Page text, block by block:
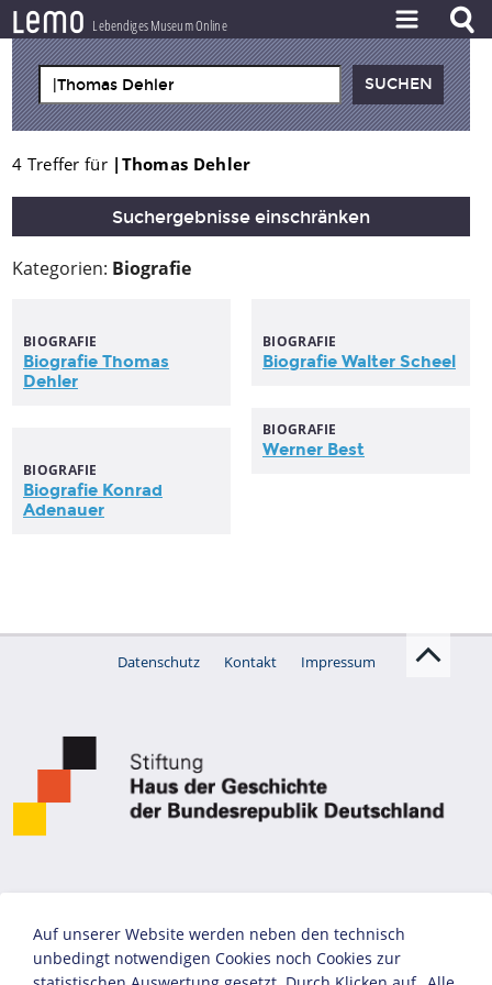
lemo Lebendiges Museum Online
ZEITSTRAHL
THEMEN
ZEITZEUGEN
BESTAND
4 Treffer für |Thomas Dehler
Suchergebnisse einschränken
Kategorien: Biografie
BIOGRAFIE
Biografie Thomas
Dehler
BIOGRAFIE
Biografie Walter Scheel
BIOGRAFIE
Werner Best
BIOGRAFIE
Biografie Konrad
Adenauer
Datenschutz Kontakt Impressum
Auf unserer Website werden neben den technisch
unbedingt notwendigen Cookies noch Cookies zur